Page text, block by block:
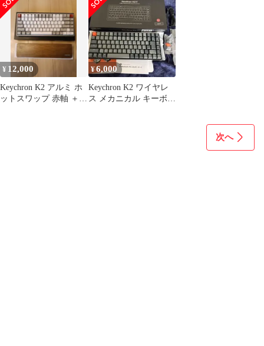
¥ 12,000
Keychron K2 アルミ ホ
ットスワップ 赤軸 ＋
¥6,000
Keychron K2 ワイヤレ
ス メカニカル キーボー
次へ